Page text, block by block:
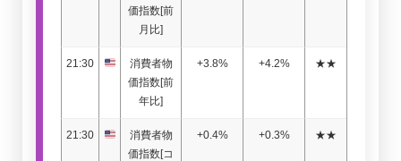
価指数[前
月比]
21:30
消費者物
価指数[前
年比]
+3.8% +4.2% ★★
21:30
消費者物
価指数[コ
+0.4% +0.3% ★★